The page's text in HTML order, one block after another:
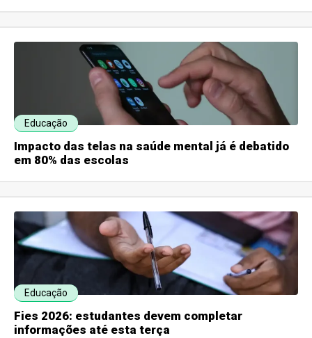
Educação
Impacto das telas na saúde mental já é debatido
em 80% das escolas
Educação
Fies 2026: estudantes devem completar
informações até esta terça